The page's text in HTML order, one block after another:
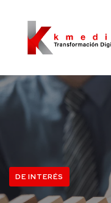
DE INTERÉS